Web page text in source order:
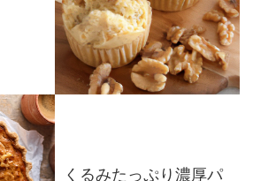
くるみたっぷり濃厚パ